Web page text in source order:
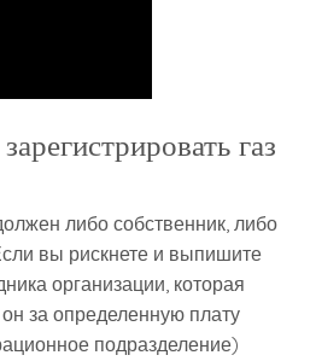
газ
либо собственник, либо
вы рискнете и выпишите
организации, которая
за определенную плату
подразделение)